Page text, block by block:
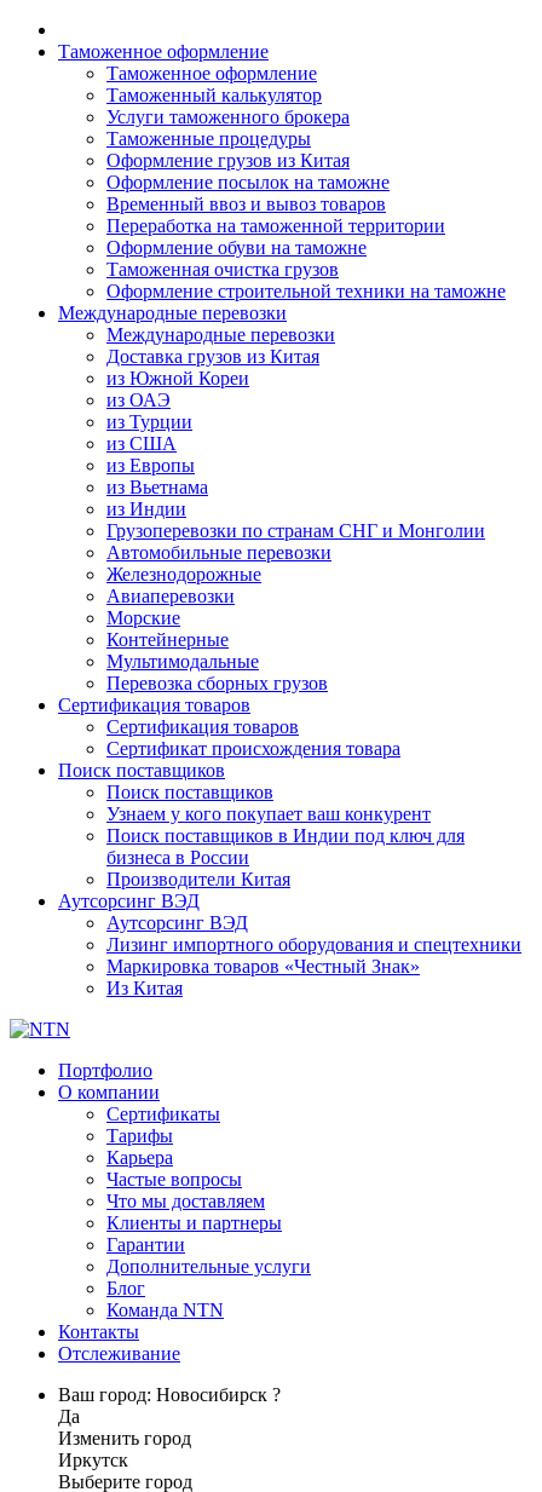
Таможенное оформление
Таможенное оформление
Таможенный калькулятор
Услуги таможенного брокера
Таможенные процедуры
Оформление грузов из Китая
Оформление посылок на таможне
Временный ввоз и вывоз товаров
Переработка на таможенной территории
Оформление обуви на таможне
Таможенная очистка грузов
Оформление строительной техники на таможне
Международные перевозки
Международные перевозки
Доставка грузов из Китая
из Южной Кореи
из ОАЭ
из Турции
из США
из Европы
из Вьетнама
из Индии
Грузоперевозки по странам СНГ и Монголии
Автомобильные перевозки
Железнодорожные
Авиаперевозки
Морские
Контейнерные
Мультимодальные
Перевозка сборных грузов
Сертификация товаров
Сертификация товаров
Сертификат происхождения товара
Поиск поставщиков
Поиск поставщиков
Узнаем у кого покупает ваш конкурент
Поиск поставщиков в Индии под ключ для
бизнеса в России
Производители Китая
Аутсорсинг ВЭД
Аутсорсинг ВЭД
Лизинг импортного оборудования и спецтехники
Маркировка товаров «Честный Знак»
Из Китая
Портфолио
О компании
Сертификаты
Тарифы
Карьера
Частые вопросы
Что мы доставляем
Клиенты и партнеры
Гарантии
Дополнительные услуги
Блог
Команда NTN
Контакты
Отслеживание
Ваш город: Новосибирск ?
Да
Изменить город
Иркутск
Выберите город